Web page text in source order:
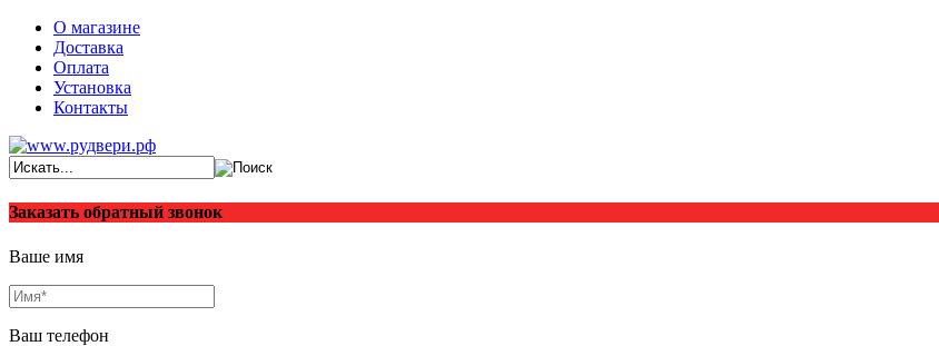
О магазине
Доставка
Оплата
Установка
Контакты
Заказать обратный звонок
Ваше имя
Ваш телефон